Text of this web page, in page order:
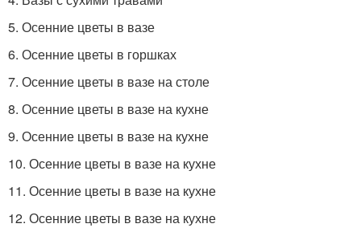
5. Осенние цветы в вазе
6. Осенние цветы в горшках
7. Осенние цветы в вазе на столе
8. Осенние цветы в вазе на кухне
9. Осенние цветы в вазе на кухне
10. Осенние цветы в вазе на кухне
11. Осенние цветы в вазе на кухне
12. Осенние цветы в вазе на кухне